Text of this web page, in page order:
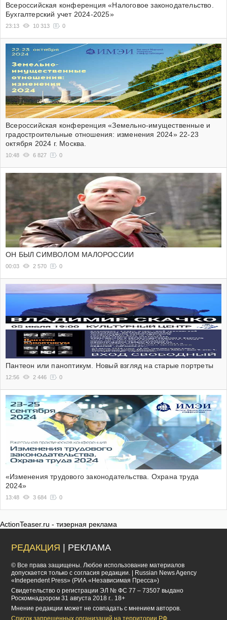
Всероссийская конференция «Налоговое законодательство.
Бухгалтерский учет 2024-2025»
23:13 10 313 0
Всероссийская конференция «Земельно-имущественные и
градостроительные отношения: изменения 2024» 22-23
октября 2024 г. Москва.
10:48 6 827 0
ОН БЫЛ СИМВОЛОМ МАЛОРОССИИ
00:03 2 570 0
Пантеон или паноптикум. Новый взгляд на старые портреты
12:56 2 446 0
«Изменения трудового законодательства. Охрана труда
2024»
13:48 3 684 0
ActionTeaser.ru - тизерная реклама
РЕДАКЦИЯ | РЕКЛАМА
© Все права защищены. Любое использование материалов
допускается только с согласия редакции. | Russian News Agency
«Independent Press» (РИА «Независимая Пресса»)
Cвидетельство о регистрации ЭЛ № ФС 77 – 73507 выдано
Роскомнадзором 31 августа 2018 г.. 18+
Мнение редакции может не совпадать с мнением авторов.
Список запрещенных организаций на территории РФ